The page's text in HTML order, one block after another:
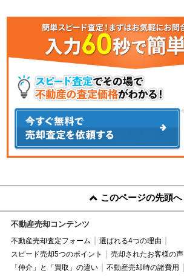
このページの先頭へ
不動産売却コンテンツ
不動産売却査定フォーム
選ばれる4つの理由
スピード売却5つのポイント
売却されたお客様の声
「仲介」と「買取」の違い
不動産売却時の諸費用